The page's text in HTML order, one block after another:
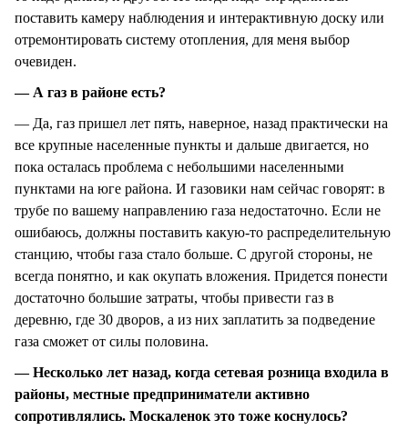
поставить камеру наблюдения и интерактивную доску или
отремонтировать систему отопления, для меня выбор
очевиден.
— А газ в районе есть?
— Да, газ пришел лет пять, наверное, назад практически на
все крупные населенные пункты и дальше двигается, но
пока осталась проблема с небольшими населенными
пунктами на юге района. И газовики нам сейчас говорят: в
трубе по вашему направлению газа недостаточно. Если не
ошибаюсь, должны поставить какую-то распределительную
станцию, чтобы газа стало больше. С другой стороны, не
всегда понятно, и как окупать вложения. Придется понести
достаточно большие затраты, чтобы привести газ в
деревню, где 30 дворов, а из них заплатить за подведение
газа сможет от силы половина.
— Несколько лет назад, когда сетевая розница входила в
районы, местные предприниматели активно
сопротивлялись. Москаленок это тоже коснулось?